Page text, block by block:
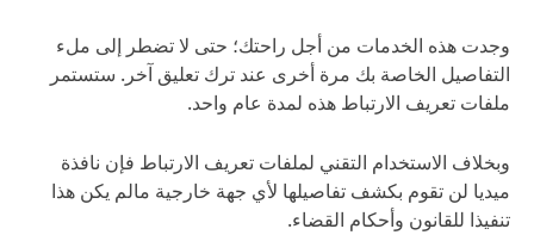
وجدت هذه الخدمات من أجل راحتك؛ حتى لا تضطر إلى ملء
التفاصيل الخاصة بك مرة أخرى عند ترك تعليق آخر. ستستمر
ملفات تعريف الارتباط هذه لمدة عام واحد.
وبخلاف الاستخدام التقني لملفات تعريف الارتباط فإن نافذة
ميديا لن تقوم بكشف تفاصيلها لأي جهة خارجية مالم يكن هذا
تنفيذا للقانون وأحكام القضاء.